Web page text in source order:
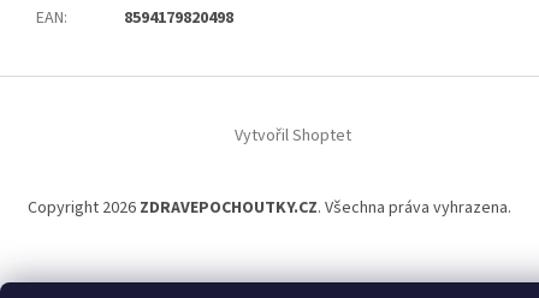
EAN: 8594179820498
Vytvořil Shoptet
Copyright 2026 ZDRAVEPOCHOUTKY.CZ. Všechna práva vyhrazena.